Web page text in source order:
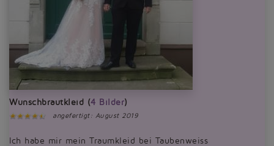
Wunschbrautkleid (4 Bilder)
angefertigt: August 2019
Ich habe mir mein Traumkleid bei Taubenweiss